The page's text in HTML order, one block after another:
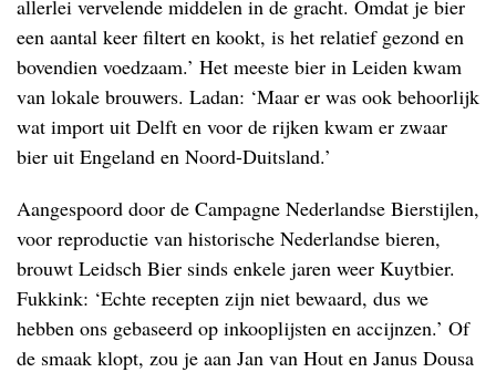
allerlei vervelende middelen in de gracht. Omdat je bier
een aantal keer filtert en kookt, is het relatief gezond en
bovendien voedzaam.’ Het meeste bier in Leiden kwam
van lokale brouwers. Ladan: ‘Maar er was ook behoorlijk
wat import uit Delft en voor de rijken kwam er zwaar
bier uit Engeland en Noord-Duitsland.’
Aangespoord door de Campagne Nederlandse Bierstijlen,
voor reproductie van historische Nederlandse bieren,
brouwt Leidsch Bier sinds enkele jaren weer Kuytbier.
Fukkink: ‘Echte recepten zijn niet bewaard, dus we
hebben ons gebaseerd op inkooplijsten en accijnzen.’ Of
de smaak klopt, zou je aan Jan van Hout en Janus Dousa